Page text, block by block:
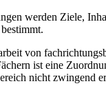
werden Ziele,
von
ist eine
nicht zwingend